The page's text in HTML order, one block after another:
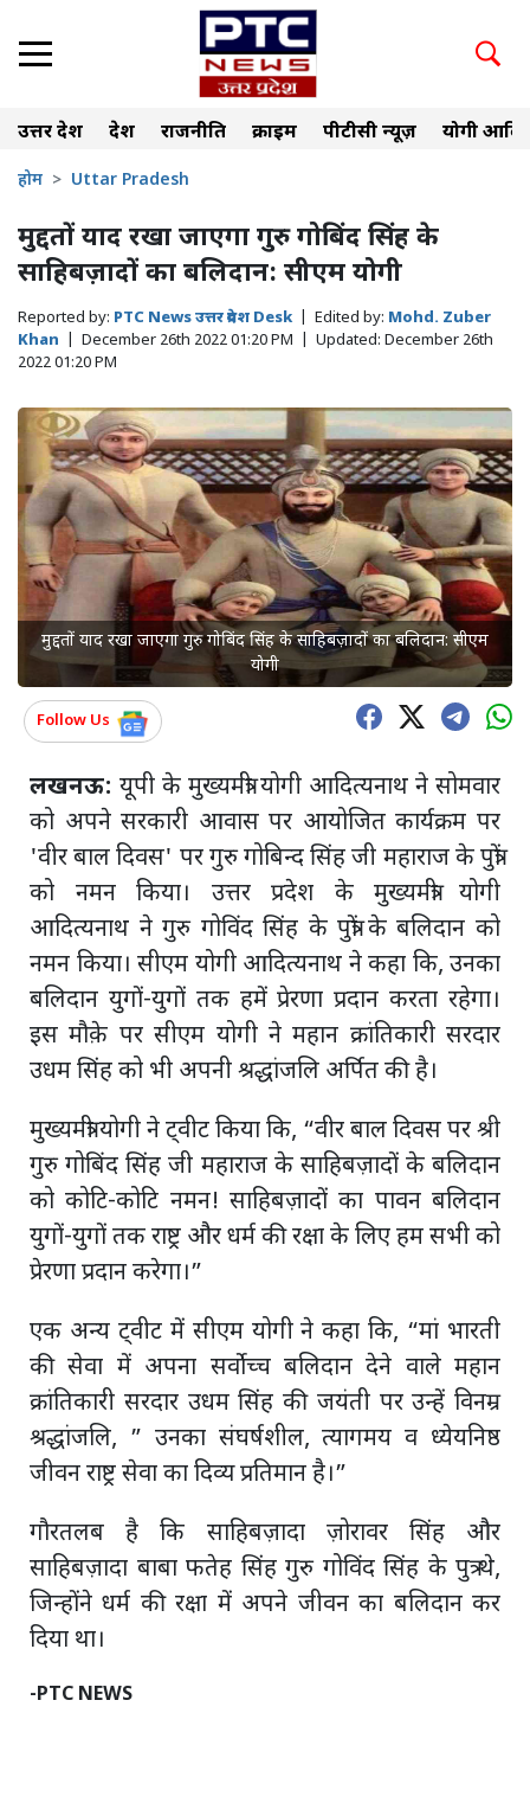
उत्तर प्रदेश देश राजनीति क्राइम पीटीसी न्यूज़ योगी
होम Uttar Pradesh
मुद्दतों याद रखा जाएगा गुरु गोबिंद सिंह के
साहिबज़ादों का बलिदान: सीएम योगी
Reported by: PTC News उत्तर प्रदेश Desk Edited by: Mohd. Zuber
Khan
December 26th 2022 01:20 PM Updated: December 26th
2022 01:20 PM
मुद्दतों याद रखा जाएगा गुरु गोबिंद सिंह के साहिबज़ादों का बलिदान: सीएम
योगी
Follow Us
लखनऊ:यूपी के मुख्यमंत्री योगी आदित्यनाथ ने सोमवार
को अपने सरकारी आवास पर आयोजित कार्यक्रम पर
'वीर बाल दिवस' पर गुरु गोबिन्द सिंह जी महाराज के पुत्रों
को नमन किया। उत्तर प्रदेश के मुख्यमंत्री योगी
आदित्यनाथ ने गुरु गोविंद सिंह के पुत्रों के बलिदान को
नमन किया। सीएम योगी आदित्यनाथ ने कहा कि, उनका
बलिदान युगों-युगों तक हमें प्रेरणा प्रदान करता रहेगा।
इस मौक़े पर सीएम योगी ने महान क्रांतिकारी सरदार
उधम सिंह को भी अपनी श्रद्धांजलि अर्पित की है।
मुख्यमंत्री योगी ने ट्वीट किया कि, “वीर बाल दिवस पर श्री
गुरु गोबिंद सिंह जी महाराज के साहिबज़ादों के बलिदान
को कोटि-कोटि नमन! साहिबज़ादों का पावन बलिदान
युगों-युगों तक राष्ट्र और धर्म की रक्षा के लिए हम सभी को
प्रेरणा प्रदान करेगा।”
एक अन्य ट्वीट में सीएम योगी ने कहा कि, “मां भारती
की सेवा में अपना सर्वोच्च बलिदान देने वाले महान
क्रांतिकारी सरदार उधम सिंह की जयंती पर उन्हें विनम्र
श्रद्धांजलि, ” उनका संघर्षशील, त्यागमय व ध्येयनिष्ठ
जीवन राष्ट्र सेवा का दिव्य प्रतिमान है।”
गौरतलब है कि साहिबज़ादा ज़ोरावर सिंह और
साहिबज़ादा बाबा फतेह सिंह गुरु गोविंद सिंह के पुत्र थे,
जिन्होंने धर्म की रक्षा में अपने जीवन का बलिदान कर
दिया था।
-PTC NEWS